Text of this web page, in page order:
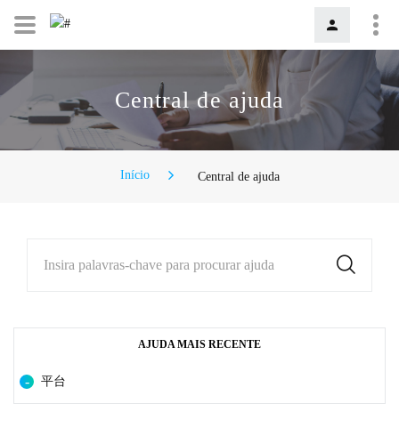
Central de ajuda
Início Central de ajuda
Insira palavras-chave para procurar ajuda
AJUDA MAIS RECENTE
平台